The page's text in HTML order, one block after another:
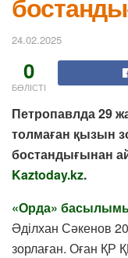
24.02.2025
0
БӨЛІСТІ
Петропавлда 29
толмаған қызын
бостандығынан
Kaztoday.kz.
«Орда»
Әділхан Сәкенов
зорлаған. Оған ҚР